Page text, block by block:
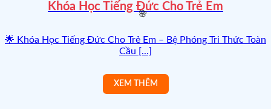
Khóa Học Tiếng Đức Cho Trẻ Em
🌟 Khóa Học Tiếng Đức Cho Trẻ Em – Bệ Phóng Tri Thức Toàn
Cầu [...]